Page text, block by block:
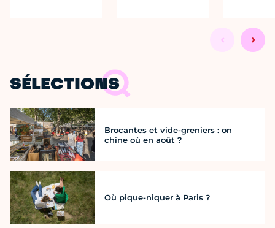
SÉLECTIONS
Brocantes et vide-greniers : on
chine où en août ?
Où pique-niquer à Paris ?